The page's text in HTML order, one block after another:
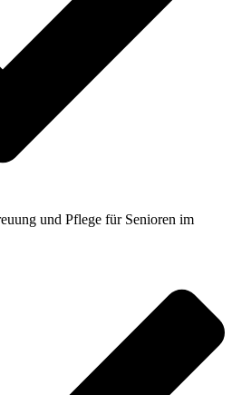
und Pflege für Senioren im